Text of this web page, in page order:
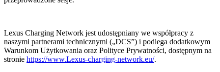
Lexus Charging Network jest udostępniany we współpracy z
naszymi partnerami technicznymi („DCS”) i podlega dodatkowym
Warunkom Użytkowania oraz Polityce Prywatności, dostępnym na
stronie https://www.Lexus-charging-network.eu/.